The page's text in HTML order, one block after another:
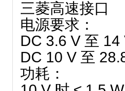
三菱高速接口
电源要求 ‌：
DC 3.6 V 至 14
DC 10 V 至
功耗 ‌：